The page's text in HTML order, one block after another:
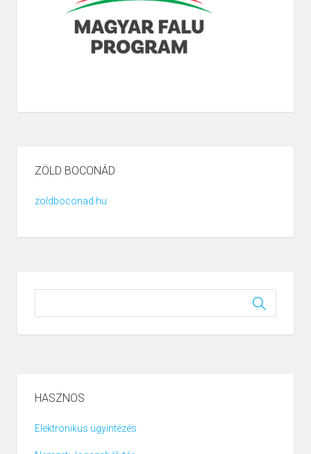
ZÖLD BOCONÁD
zoldboconad.hu
HASZNOS
Elektronikus ügyintézés